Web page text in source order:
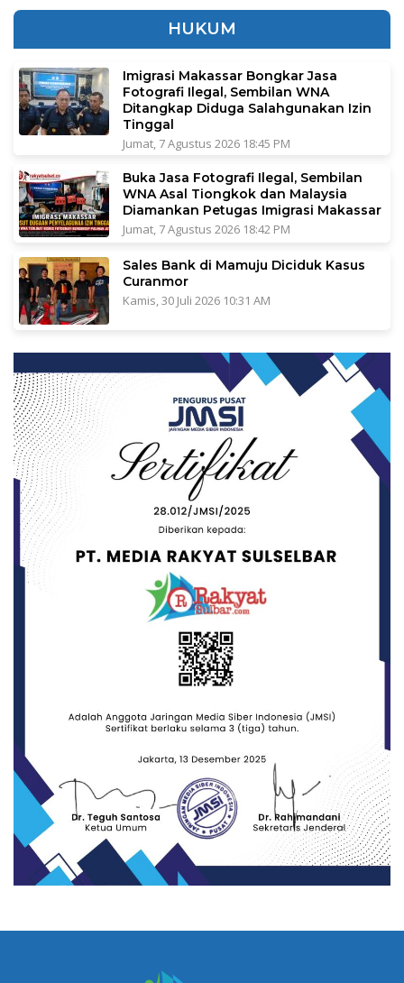
HUKUM
Imigrasi Makassar Bongkar Jasa
Fotografi Ilegal, Sembilan WNA
Ditangkap Diduga Salahgunakan Izin
Tinggal
Jumat, 7 Agustus 2026 18:45 PM
Buka Jasa Fotografi Ilegal, Sembilan
WNA Asal Tiongkok dan Malaysia
Diamankan Petugas Imigrasi Makassar
Jumat, 7 Agustus 2026 18:42 PM
Sales Bank di Mamuju Diciduk Kasus
Curanmor
Kamis, 30 Juli 2026 10:31 AM